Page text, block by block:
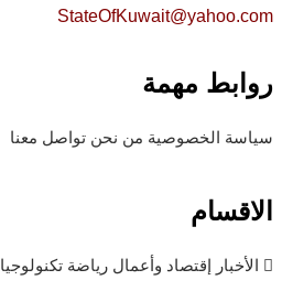
StateOfKuwait@yahoo.com
روابط مهمة
سياسة الخصوصية من نحن تواصل معنا
الاقسام
الأخبار إقتصاد وأعمال رياضة تكنولوجيا